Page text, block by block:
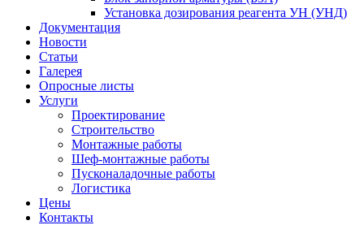
Установка дозирования реагента УН (УНД)
Документация
Новости
Статьи
Галерея
Опросные листы
Услуги
Проектирование
Строительство
Монтажные работы
Шеф-монтажные работы
Пусконаладочные работы
Логистика
Цены
Контакты